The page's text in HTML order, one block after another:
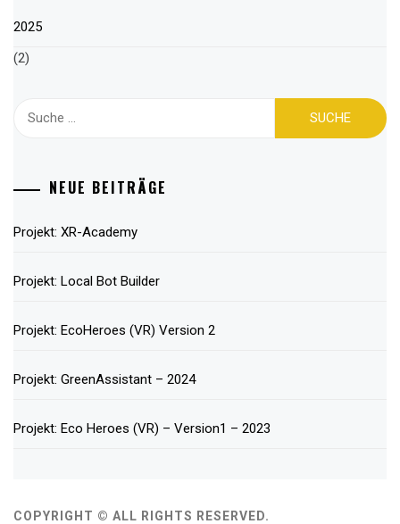
2025
(2)
Suche
NEUE BEITRÄGE
Projekt: XR-Academy
Projekt: Local Bot Builder
Projekt: EcoHeroes (VR) Version 2
Projekt: GreenAssistant – 2024
Projekt: Eco Heroes (VR) – Version1 – 2023
COPYRIGHT © ALL RIGHTS RESERVED.